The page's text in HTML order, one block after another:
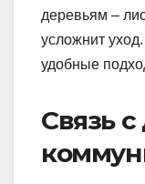
деревьям –
усложнит
удобные
Связь